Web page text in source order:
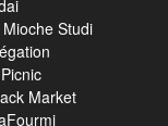
Studi
Market